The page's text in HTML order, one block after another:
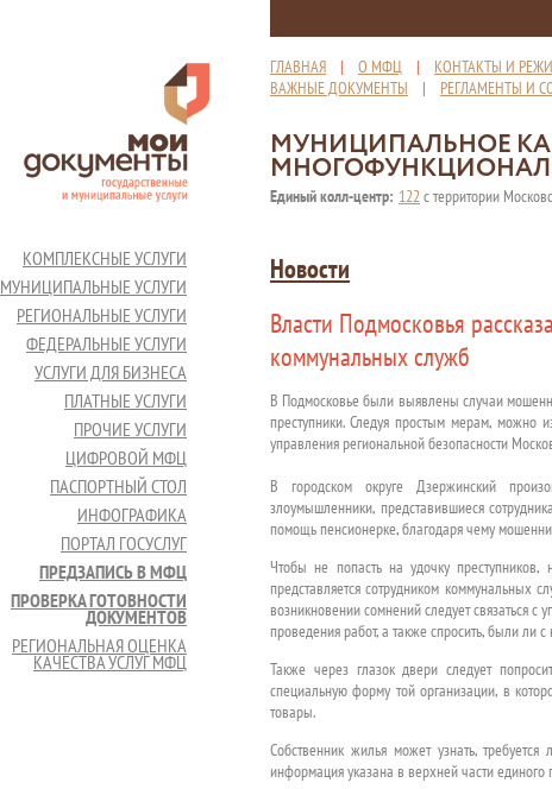
ГЛАВНАЯ | О МФЦ | КОНТАКТЫ И
ВАЖНЫЕ ДОКУМЕНТЫ | РЕГЛАМЕНТЫ И
МУНИЦИПАЛЬНОЕ
Единый колл-центр: 122с территории
КОМПЛЕКСНЫЕ УСЛУГИ
МУНИЦИПАЛЬНЫЕ УСЛУГИ
РЕГИОНАЛЬНЫЕ УСЛУГИ
ФЕДЕРАЛЬНЫЕ УСЛУГИ
УСЛУГИ ДЛЯ БИЗНЕСА
ПЛАТНЫЕ УСЛУГИ
ПРОЧИЕ УСЛУГИ
ЦИФРОВОЙ МФЦ
ПАСПОРТНЫЙ СТОЛ
ИНФОГРАФИКА
ПОРТАЛ ГОСУСЛУГ
ПРЕДЗАПИСЬ В МФЦ
ПРОВЕРКА ГОТОВНОСТИ
ДОКУМЕНТОВ
РЕГИОНАЛЬНАЯ ОЦЕНКА
КАЧЕСТВА УСЛУГ МФЦ
Новости
Власти Подмосковья
коммунальных служб
В Подмосковье были выявлены случаи
преступники. Следуя простым мерам, можно
управления региональной безопасности
В городском округе Дзержинский
злоумышленники, представившиеся
помощь пенсионерке, благодаря чему
Чтобы не попасть на удочку
представляется сотрудником
возникновении сомнений следует связаться
проведения работ, а также спросить, были ли
Также через глазок двери следует
специальную форму той организации, в
товары.
Собственник жилья может узнать,
информация указана в верхней части единого